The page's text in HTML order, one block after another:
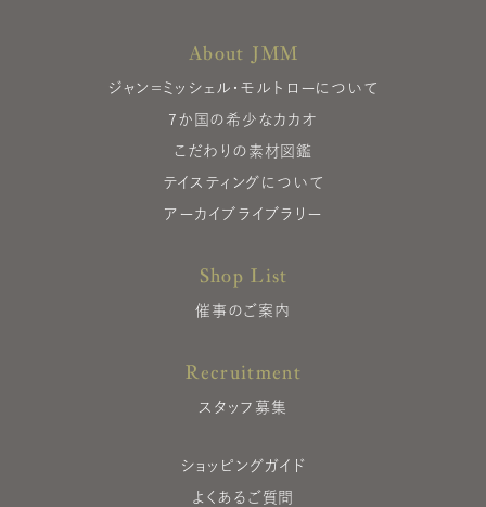
About JMM
ジャン＝ミッシェル・モルトローについて
7か国の希少なカカオ
こだわりの素材図鑑
テイスティングについて
アーカイブライブラリー
Shop List
催事のご案内
Recruitment
スタッフ募集
ショッピングガイド
よくあるご質問